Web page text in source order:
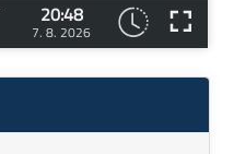
20:48
7. 8. 2026